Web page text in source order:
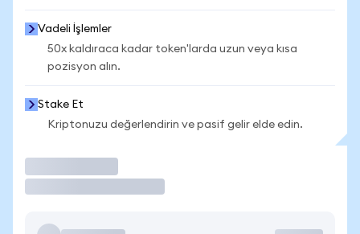
Vadeli İşlemler
50x kaldıraca kadar token'larda uzun veya kısa
pozisyon alın.
Stake Et
Kriptonuzu değerlendirin ve pasif gelir elde edin.